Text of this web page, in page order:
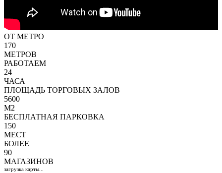
ОТ МЕТРО
170
МЕТРОВ
РАБОТАЕМ
24
ЧАСА
ПЛОЩАДЬ ТОРГОВЫХ ЗАЛОВ
5600
M2
БЕСПЛАТНАЯ ПАРКОВКА
150
МЕСТ
БОЛЕЕ
90
МАГАЗИНОВ
загрузка карты...